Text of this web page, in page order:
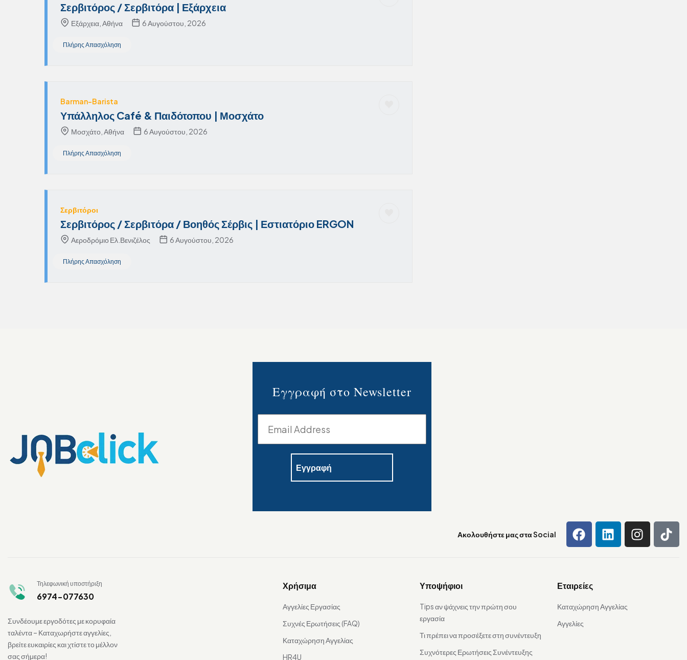
Σερβιτόρος / Σερβιτόρα | Εξάρχεια
Εξάρχεια, Αθήνα 6 Αυγούστου, 2026
Πλήρης Απασχόληση
Barman-Barista
Υπάλληλος Café & Παιδότοπου | Μοσχάτο
Μοσχάτο, Αθήνα 6 Αυγούστου, 2026
Πλήρης Απασχόληση
Σερβιτόροι
Σερβιτόρος / Σερβιτόρα / Βοηθός Σέρβις | Εστιατόριο ERGON
Αεροδρόμιο Ελ.Βενιζέλος 6 Αυγούστου, 2026
Πλήρης Απασχόληση
Εγγραφή στο Newsletter
Ακολουθήστε μας στα Social
Τηλεφωνική υποστήριξη
6974-077630
Συνδέουμε εργοδότες με κορυφαία
ταλέντα – Καταχωρήστε αγγελίες,
βρείτε ευκαιρίες και χτίστε το μέλλον
σας σήμερα!
Χρήσιμα
Αγγελίες Εργασίας
Συχνές Ερωτήσεις (FAQ)
Καταχώρηση Αγγελίας
HR4U
Υποψήφιοι
Tips αν ψάχνεις την πρώτη σου
εργασία
Τι πρέπει να προσέξετε στη συνέντευξη
Συχνότερες Ερωτήσεις Συνέντευξης
Εταιρείες
Καταχώρηση Αγγελίας
Αγγελίες